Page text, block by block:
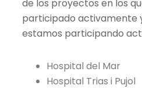
de los proyectos en los
participado activamente
estamos participando
Hospital del Mar
Hospital Trias i Pujol